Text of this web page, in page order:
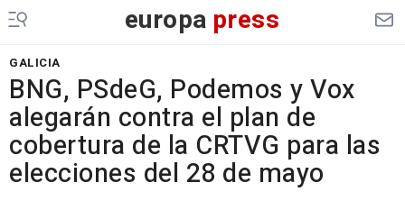
europa press
GALICIA
BNG, PSdeG, Podemos y Vox
alegarán contra el plan de
cobertura de la CRTVG para las
elecciones del 28 de mayo